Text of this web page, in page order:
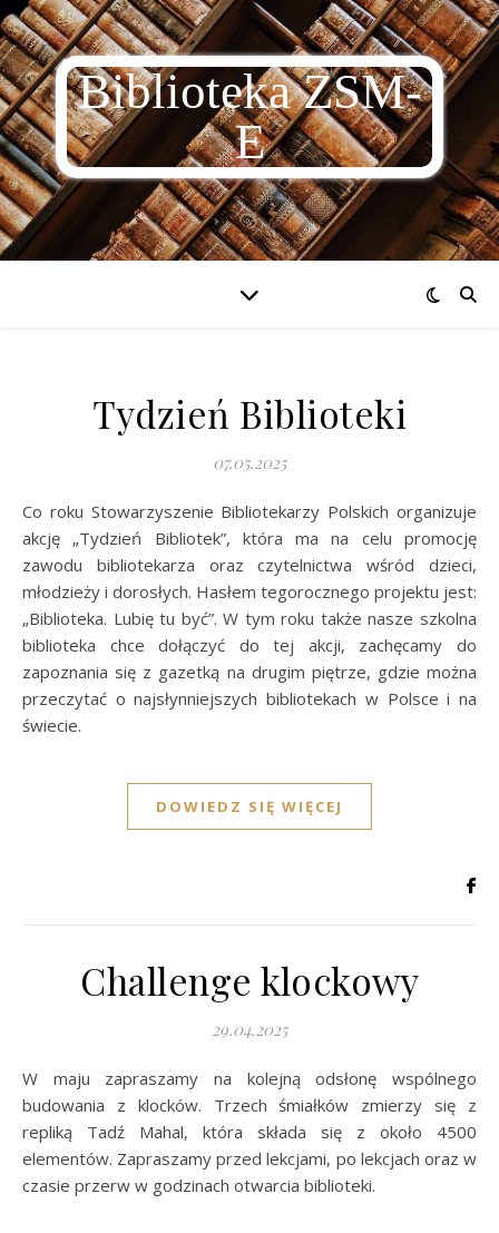
Biblioteka ZSM-
E
Tydzień Biblioteki
07.05.2025
Co roku Stowarzyszenie Bibliotekarzy Polskich organizuje
akcję „Tydzień Bibliotek”, która ma na celu promocję
zawodu bibliotekarza oraz czytelnictwa wśród dzieci,
młodzieży i dorosłych. Hasłem tegorocznego projektu jest:
„Biblioteka. Lubię tu być”. W tym roku także nasze szkolna
biblioteka chce dołączyć do tej akcji, zachęcamy do
zapoznania się z gazetką na drugim piętrze, gdzie można
przeczytać o najsłynniejszych bibliotekach w Polsce i na
świecie.
DOWIEDZ SIĘ WIĘCEJ
Challenge klockowy
29.04.2025
W maju zapraszamy na kolejną odsłonę wspólnego
budowania z klocków. Trzech śmiałków zmierzy się z
repliką Tadź Mahal, która składa się z około 4500
elementów. Zapraszamy przed lekcjami, po lekcjach oraz w
czasie przerw w godzinach otwarcia biblioteki.